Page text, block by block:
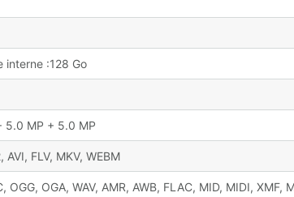
interne :128 Go
5.0 MP + 5.0 MP
FLV, MKV, WEBM
OGG, OGA, WAV, AMR, AWB, FLAC, MID, MIDI, XMF,